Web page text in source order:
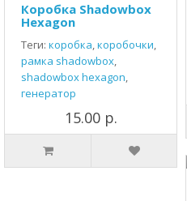
Коробка Shadowbox
Hexagon
Теги: коробка,коробочки,
рамка shadowbox,
shadowbox hexagon,
генератор
15.00 р.